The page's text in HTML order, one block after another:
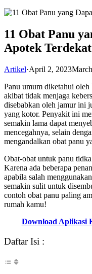
11 Obat Panu
Apotek
Artikel·April 2, 2023
Panu umum diketahui
akibat tidak menjaga
disebabkan oleh jamur ini
yang kotor. Penyakit ini
semakin lama dapat
mencegahnya, selain
mengandalkan obat panu
Obat-obat untuk panu
Karena ada beberapa
apabila salah
semakin sulit untuk
contoh obat panu paling
rumah kamu!
Download Aplikasi
Daftar Isi :